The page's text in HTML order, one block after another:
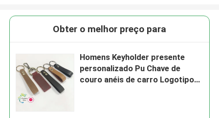
Obter o melhor preço para
Homens Keyholder presente
personalizado Pu Chave de
couro anéis de carro Logotipo